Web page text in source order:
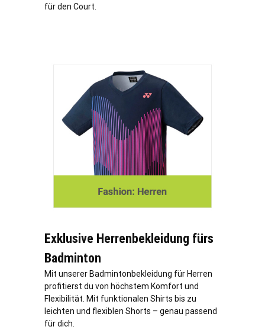
für den Court.
Exklusive Herrenbekleidung fürs
Badminton
Mit unserer Badmintonbekleidung für Herren
profitierst du von höchstem Komfort und
Flexibilität. Mit funktionalen Shirts bis zu
leichten und flexiblen Shorts – genau passend
für dich.